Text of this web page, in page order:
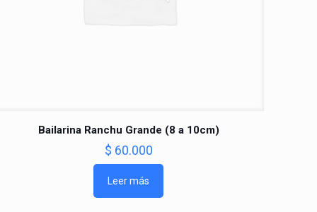
Bailarina Ranchu Grande (8 a 10cm)
$ 60.000
Leer más